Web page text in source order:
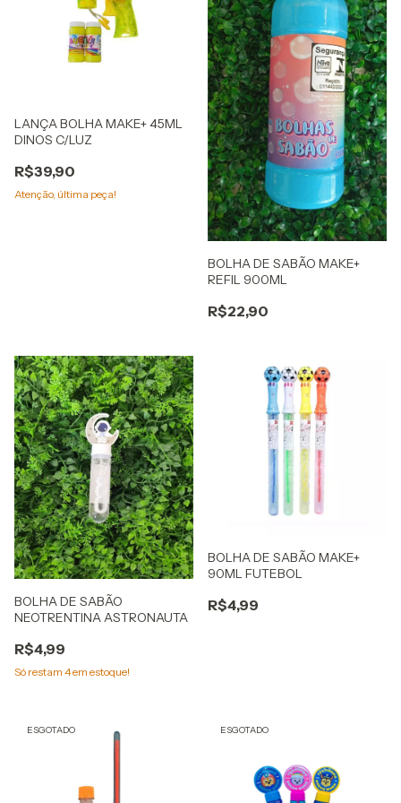
LANÇA BOLHA MAKE+ 45ML
DINOS C/LUZ
R$39,90
Atenção, última peça!
BOLHA DE SABÃO MAKE+
REFIL 900ML
R$22,90
BOLHA DE SABÃO
NEOTRENTINA ASTRONAUTA
R$4,99
Só restam 4em estoque!
BOLHA DE SABÃO MAKE+
90ML FUTEBOL
R$4,99
ESGOTADO ESGOTADO